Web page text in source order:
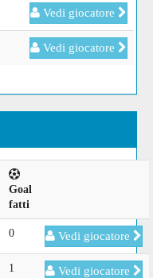
Vedi giocatore
Vedi giocatore
Goal
fatti
0 Vedi giocatore
1 Vedi giocatore